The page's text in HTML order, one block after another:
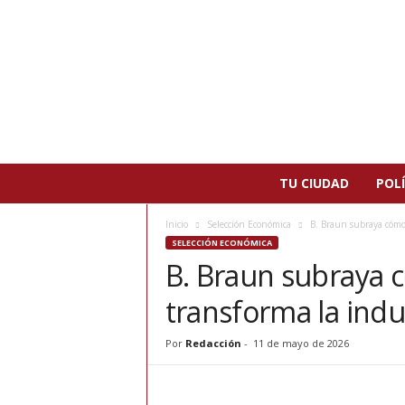
TU CIUDAD
Inicio Selección Económica B. Braun subraya
SELECCIÓN ECONÓMICA
B. Braun subraya
transforma la
Por Redacción - 11 de mayo de 2026